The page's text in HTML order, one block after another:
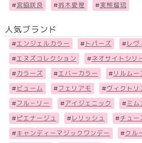
#宮脇咲良 #鈴木愛理 #実熊瑠琉
人気ブランド
#エンジェルカラー # トパーズ # レヴ
#エヌズコレクション #ネオサイトシリ
# カラーズ #エバーカラー # リルムー
# ビューム #フェリアモ #ヴィクトリ
#フル－リー #アイジェニック # ミム
# ピエナージュ # レリッシュ #チュー
#キャンディーマジックワンデー #クル